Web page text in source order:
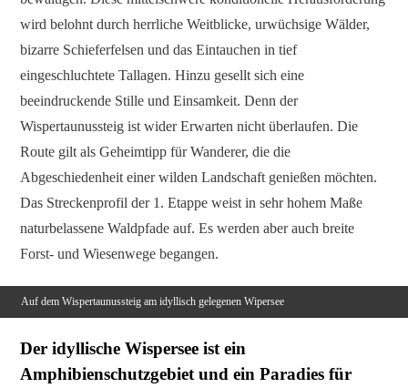
wird belohnt durch herrliche Weitblicke, urwüchsige Wälder,
bizarre Schieferfelsen und das Eintauchen in tief
eingeschluchtete Tallagen. Hinzu gesellt sich eine
beeindruckende Stille und Einsamkeit. Denn der
Wispertaunussteig ist wider Erwarten nicht überlaufen. Die
Route gilt als Geheimtipp für Wanderer, die die
Abgeschiedenheit einer wilden Landschaft genießen möchten.
Das Streckenprofil der 1. Etappe weist in sehr hohem Maße
naturbelassene Waldpfade auf. Es werden aber auch breite
Forst- und Wiesenwege begangen.
Auf dem Wispertaunussteig am idyllisch gelegenen Wipersee
Der idyllische Wispersee ist ein
Amphibienschutzgebiet und ein Paradies für